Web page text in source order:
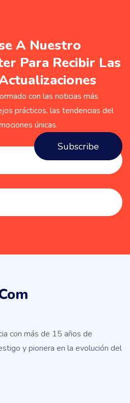
A Nuestro
Para Recibir Las
con las noticias más
prácticos, las tendencias del
únicas.
con más de 15 años de
y pionera en la evolución del